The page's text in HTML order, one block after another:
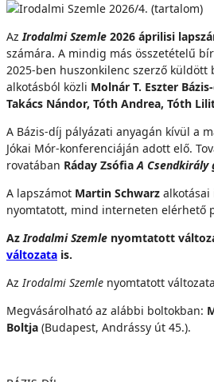
AzIrodalmi Szemle 2026 áprilisi
számára. A mindig más összetételű
2025-ben huszonkilenc szerző küldött
alkotásból közli Molnár T. Eszter
Takács Nándor, Tóth Andrea, Tóth
A Bázis-díj pályázati anyagán kívül a
Jókai Mór-konferenciáján adott elő.
rovatában Ráday ZsófiaA Csendkirály
A lapszámot Martin Schwarz
nyomtatott, mind interneten elérhető
AzIrodalmi Szemle nyomtatott
változata is.
AzIrodalmi Szemle nyomtatott
Megvásárolható az alábbi boltokban:
Boltja (Budapest, Andrássy út 45.).